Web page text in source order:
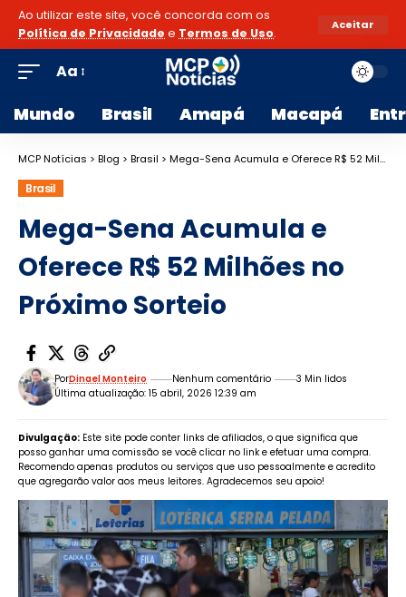
Ao utilizar este site, você concorda com os
Política de Privacidade e Termos de Uso.
Aceitar
Aa
Mundo Brasil Amapá Macapá
MCP Notícias > Blog > Brasil > Mega-Sena Acumula e Oferece R$ 52 Milhões no Próximo Sorteio
Brasil
Mega-Sena Acumula e
Oferece R$ 52 Milhões no
Próximo Sorteio
Última atualização: 15 abril, 2026 12:39 am
PorDinael Monteiro Nenhum comentário 3 Min lidos
Divulgação: Este site pode conter links de afiliados, o que significa que
posso ganhar uma comissão se você clicar no link e efetuar uma compra.
Recomendo apenas produtos ou serviços que uso pessoalmente e acredito
que agregarão valor aos meus leitores. Agradecemos seu apoio!